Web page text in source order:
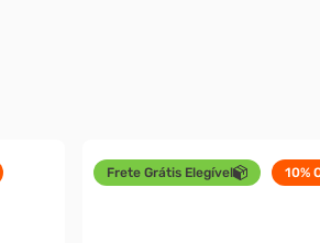
Frete Grátis Elegível 10%